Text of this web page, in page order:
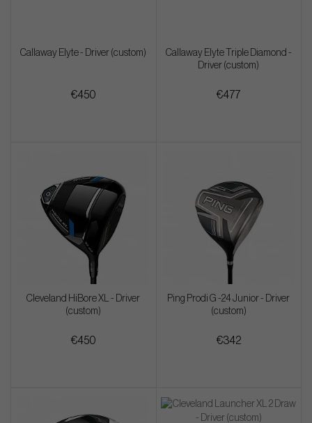
Callaway Elyte - Driver (custom)
€450
Callaway Elyte Triple Diamond -
Driver (custom)
€477
Cleveland HiBore XL - Driver
(custom)
€450
Ping Prodi G -24 Junior - Driver
(custom)
€342